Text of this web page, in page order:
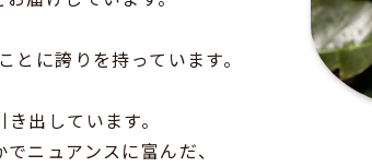
に誇りを持っています。
出しています。
ニュアンスに富んだ、